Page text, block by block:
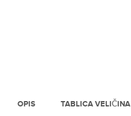
OPIS TABLICA VELIČINA